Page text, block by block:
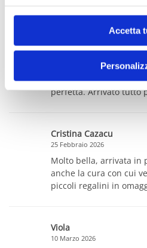
Accetta
Barbara
19 Febbraio 2026
Avevo paura fosse
perfetta. Arrivato tutto
Cristina Cazacu
25 Febbraio 2026
Molto bella, arrivata in
anche la cura con cui
piccoli regalini in
Viola
10 Marzo 2026